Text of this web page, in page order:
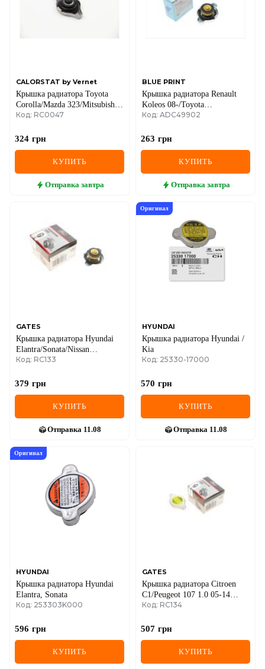
NISSAN
OPEL
POLESTAR
RAVON
RENAULT
SMART
SSANGYONG
SUZUKI
TESLA
TOYOTA
CALORSTAT by Vernet
Крышка радиатора Toyota
Corolla/Mazda 323/Mitsubishi
Lancer/Galant 84- (0.9bar)
Код: RC0047
324 грн
КУПИТЬ
Отправка завтра
BLUE PRINT
Крышка радиатора Renault
Koleos 08-/Toyota
Corolla/Mazda 323/Mitsubishi
Код: ADC49902
263 грн
КУПИТЬ
Отправка завтра
GATES
Крышка радиатора Hyundai
Elantra/Sonata/Nissan
Almera/Primera/Pathfinder 1.0-
Код: RC133
379 грн
КУПИТЬ
Отправка 11.08
Оригинал
HYUNDAI
Крышка радиатора Hyundai /
Kia
Код: 25330-17000
570 грн
КУПИТЬ
Отправка 11.08
Оригинал
HYUNDAI
Крышка радиатора Hyundai
Elantra, Sonata
Код: 253303K000
596 грн
КУПИТЬ
GATES
Крышка радиатора Citroen
C1/Peugeot 107 1.0 05-14
(1.1bar)
Код: RC134
507 грн
КУПИТЬ